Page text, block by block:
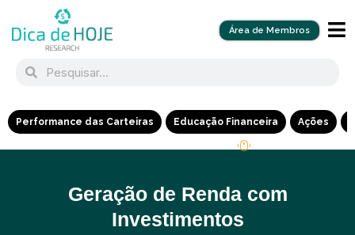
Área de Membros
Performance das Carteiras Educação Financeira Ações
Geração de Renda com
Investimentos